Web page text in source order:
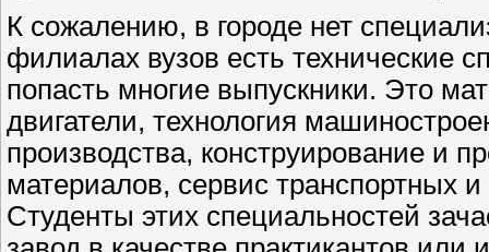
К сожалению, в городе нет
филиалах вузов есть технические
попасть многие выпускники. Это
двигатели, технология
производства, конструирование и
материалов, сервис транспортных
Студенты этих специальностей